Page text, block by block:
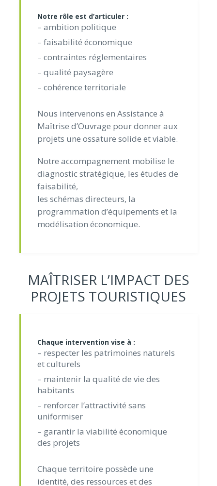
Notre rôle est d’articuler :
– ambition politique
– faisabilité économique
– contraintes réglementaires
– qualité paysagère
– cohérence territoriale
Nous intervenons en Assistance à
Maîtrise d’Ouvrage pour donner aux
projets une ossature solide et viable.
Notre accompagnement mobilise le
diagnostic stratégique, les études de
faisabilité,
les schémas directeurs, la
programmation d’équipements et la
modélisation économique.
MAÎTRISER L’IMPACT DES
PROJETS TOURISTIQUES
Chaque intervention vise à :
– respecter les patrimoines naturels
et culturels
– maintenir la qualité de vie des
habitants
– renforcer l’attractivité sans
uniformiser
– garantir la viabilité économique
des projets
Chaque territoire possède une
identité, des ressources et des